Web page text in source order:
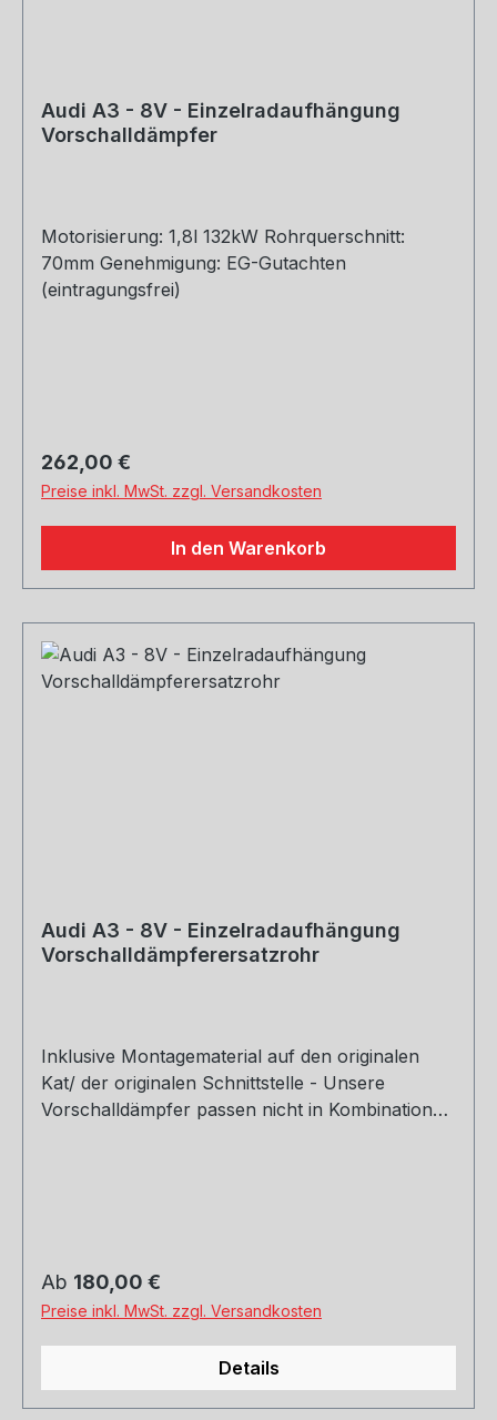
Audi A3 - 8V - Einzelradaufhängung
Vorschalldämpfer
Motorisierung: 1,8l 132kW Rohrquerschnitt:
70mm Genehmigung: EG-Gutachten
(eintragungsfrei)
Regulärer Preis:
262,00 €
Preise inkl. MwSt. zzgl. Versandkosten
In den Warenkorb
Audi A3 - 8V - Einzelradaufhängung
Vorschalldämpferersatzrohr
Inklusive Montagematerial auf den originalen
Kat/ der originalen Schnittstelle - Unsere
Vorschalldämpfer passen nicht in Kombination
für die Nutzung im öffentlichen Straßenverkehr
zulässig - Einsatz nur für Rennsportzwecke!
Rohrquerschnitt: 70mm Genehmigung: ohne
Gutachten (nicht im Bereich der StVZO
Regulärer Preis:
Ab 180,00 €
Preise inkl. MwSt. zzgl. Versandkosten
Details